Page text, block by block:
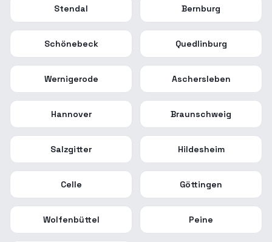
Stendal Bernburg
Schönebeck Quedlinburg
Wernigerode Aschersleben
Hannover Braunschweig
Salzgitter Hildesheim
Celle Göttingen
Wolfenbüttel Peine